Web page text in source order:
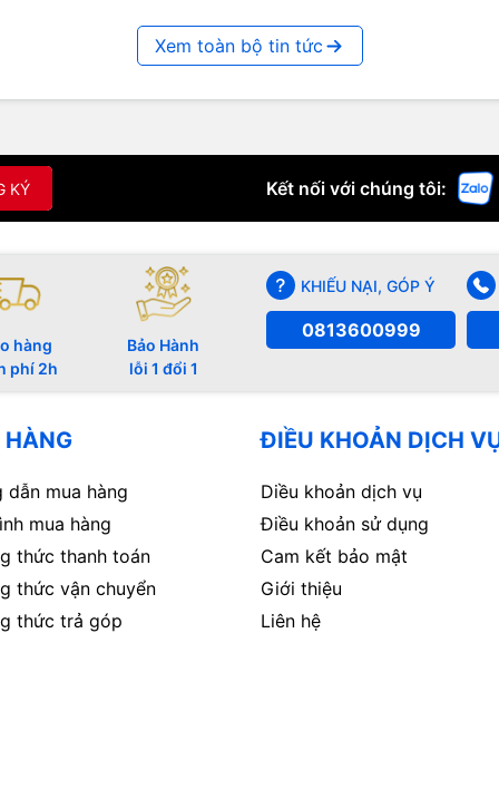
Xem toàn bộ tin tức
KÝ Kết nối với chúng tôi:
hàng
phí 2h
Bảo Hành
lỗi 1 đổi 1
KHIẾU NẠI, GÓP Ý
0813600999
dẫn mua hàng
mua hàng
thức thanh toán
thức vận chuyển
thức trả góp
ĐIỀU KHOẢN DỊCH
Diều khoản dịch vụ
Điều khoản sử dụng
Cam kết bảo mật
Giới thiệu
Liên hệ